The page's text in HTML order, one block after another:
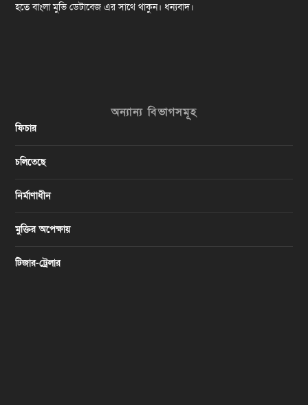
হতে বাংলা মুভি ডেটাবেজ এর সাথে থাকুন। ধন্যবাদ।
অন্যান্য বিভাগসমূহ
ফিচার
চলিতেছে
নির্মাণাধীন
মুক্তির অপেক্ষায়
টিজার-ট্রেলার